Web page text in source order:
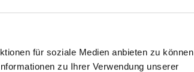
für soziale Medien anbieten zu können
zu Ihrer Verwendung unserer
netto ausgewiesen.